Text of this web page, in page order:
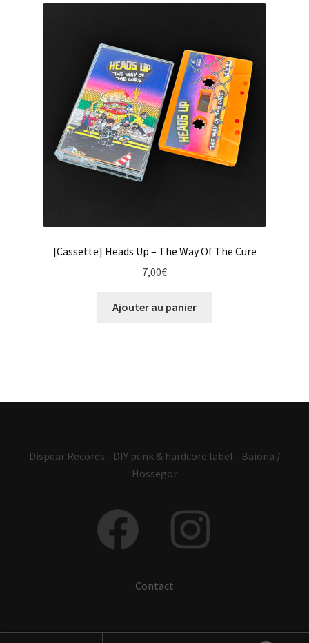
peuvent
être
choisies
sur
la
page
du
produit
[Cassette] Heads Up – The Way Of The Cure
7,00€
Ajouter au panier
Dispear Records - DIY punk & hardcore label - Baiona /
Hossegor
Contact